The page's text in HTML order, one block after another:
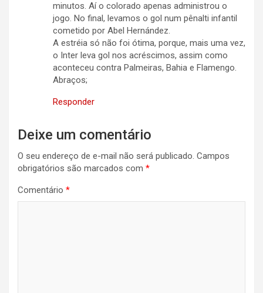
minutos. Aí o colorado apenas administrou o
jogo. No final, levamos o gol num pênalti infantil
cometido por Abel Hernández.
A estréia só não foi ótima, porque, mais uma vez,
o Inter leva gol nos acréscimos, assim como
aconteceu contra Palmeiras, Bahia e Flamengo.
Abraços;
Responder
Deixe um comentário
O seu endereço de e-mail não será publicado. Campos
obrigatórios são marcados com *
Comentário *